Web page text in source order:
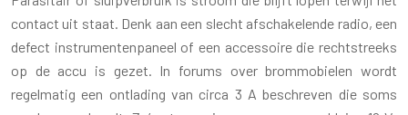
contact uit staat. Denk aan een slecht afschakelende radio, een
defect instrumentenpaneel of een accessoire die rechtstreeks
op de accu is gezet. In forums over brommobielen wordt
regelmatig een ontlading van circa 3 A beschreven die soms